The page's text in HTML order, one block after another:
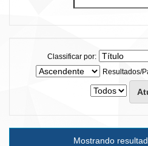
Classificar por:
Resultados/
Mostrando